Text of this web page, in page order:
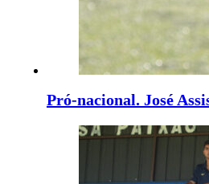
Pró-nacional. José